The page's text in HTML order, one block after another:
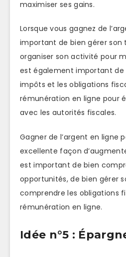
maximiser ses gains.
Lorsque vous gagnez de
important de bien gérer son
organiser son activité pour
est également important de
impôts et les obligations
rémunération en ligne pour
avec les autorités fiscales.
Gagner de l’argent en ligne
excellente façon
est important de bien
opportunités, de bien gérer
comprendre les obligations
rémunération en ligne.
Idée n°5 :